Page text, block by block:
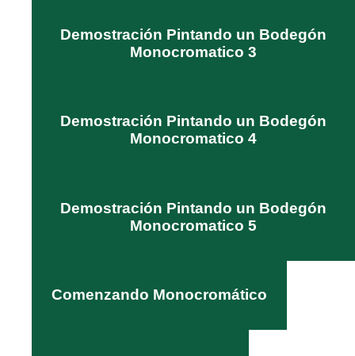
Demostración Pintando un Bodegón
Monocromatico 3
Demostración Pintando un Bodegón
Monocromatico 4
Demostración Pintando un Bodegón
Monocromatico 5
Comenzando Monocromático